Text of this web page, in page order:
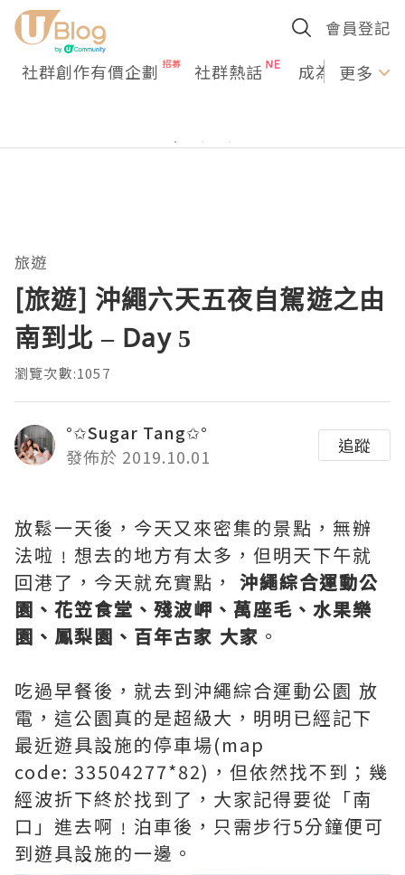
會員登記
社群創作有價企劃 社群熱話 成為U更多
旅遊
[旅遊] 沖繩六天五夜自駕遊之由
南到北 – Day 5
瀏覽次數:1057
°✩Sugar Tang✩°
發佈於 2019.10.01
追蹤
放鬆一天後，今天又來密集的景點，無辦
法啦﹗想去的地方有太多，但明天下午就
回港了，今天就充實點， 沖繩綜合運動公
園、花笠食堂、殘波岬、萬座毛、水果樂
園、鳳梨園、百年古家 大家 。
吃過早餐後，就去到沖繩綜合運動公園 放
電，這公園真的是超級大，明明已經記下
最近遊具設施的停車場(map
code: 33504277*82)，但依然找不到；幾
經波折下終於找到了，大家記得要從「南
口」進去啊﹗泊車後，只需步行5分鐘便可
到遊具設施的一邊。